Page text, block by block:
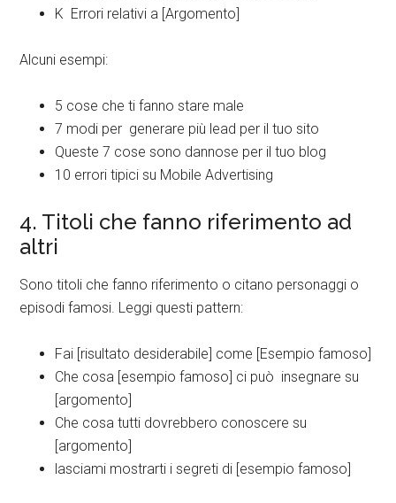
K Errori relativi a [Argomento]
Alcuni esempi:
5 cose che ti fanno stare male
7 modi per generare più lead per il tuo sito
Queste 7 cose sono dannose per il tuo blog
10 errori tipici su Mobile Advertising
4. Titoli che fanno riferimento ad
altri
Sono titoli che fanno riferimento o citano personaggi o
episodi famosi. Leggi questi pattern:
Fai [risultato desiderabile] come [Esempio famoso]
Che cosa [esempio famoso] ci può insegnare su
[argomento]
Che cosa tutti dovrebbero conoscere su
[argomento]
lasciami mostrarti i segreti di [esempio famoso]